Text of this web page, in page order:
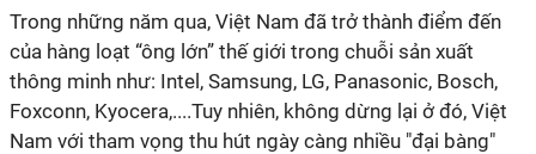
Trong những năm qua, Việt Nam đã trở thành điểm đến
của hàng loạt “ông lớn” thế giới trong chuỗi sản xuất
thông minh như: Intel, Samsung, LG, Panasonic, Bosch,
Foxconn, Kyocera,....Tuy nhiên, không dừng lại ở đó, Việt
Nam với tham vọng thu hút ngày càng nhiều "đại bàng"